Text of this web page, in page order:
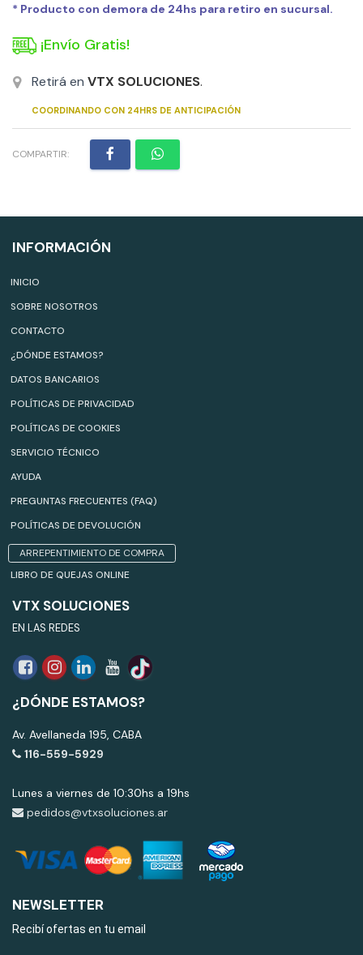
* Producto con demora de 24hs para retiro en sucursal.
¡Envío Gratis!
Retirá en VTX SOLUCIONES.
COORDINANDO CON 24HRS DE ANTICIPACIÓN
COMPARTIR:
INFORMACIÓN
INICIO
SOBRE NOSOTROS
CONTACTO
¿DÓNDE ESTAMOS?
DATOS BANCARIOS
POLÍTICAS DE PRIVACIDAD
POLÍTICAS DE COOKIES
SERVICIO TÉCNICO
AYUDA
PREGUNTAS FRECUENTES (FAQ)
POLÍTICAS DE DEVOLUCIÓN
ARREPENTIMIENTO DE COMPRA
LIBRO DE QUEJAS ONLINE
VTX SOLUCIONES
EN LAS REDES
¿DÓNDE ESTAMOS?
Av. Avellaneda 195, CABA
116-559-5929
Lunes a viernes de 10:30hs a 19hs
pedidos@vtxsoluciones.ar
NEWSLETTER
Recibí ofertas en tu email